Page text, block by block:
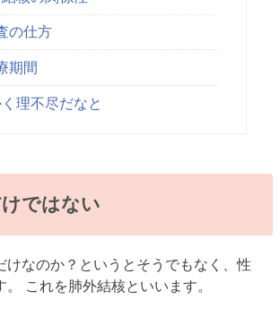
の仕方
期間
理不尽だなと
ではない
けなのか？というとそうでもなく、性
これを肺外結核といいます。